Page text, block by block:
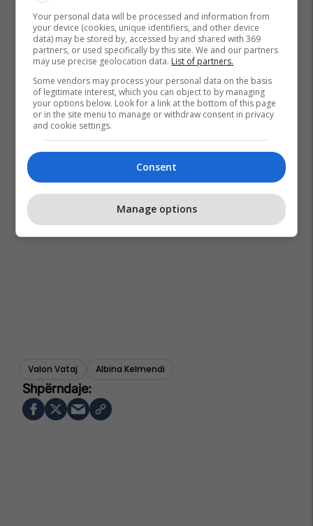
Valon Vataj Albina Kelmendi
Your personal data will be processed and information from
your device (cookies, unique identifiers, and other device
data) may be stored by, accessed by and shared with 369
partners, or used specifically by this site. We and our partners
may use precise geolocation data. List of partners.
Some vendors may process your personal data on the basis
of legitimate interest, which you can object to by managing
your options below. Look for a link at the bottom of this page
or in the site menu to manage or withdraw consent in privacy
and cookie settings.
Consent
Manage options